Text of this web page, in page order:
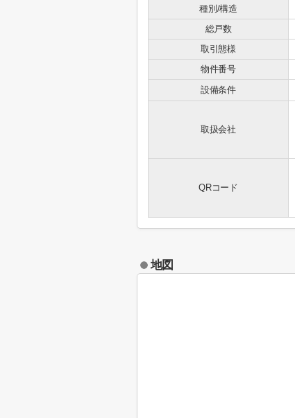
種別/構造
総戸数
取引態様
物件番号
設備条件
取扱会社
QRコード
地図